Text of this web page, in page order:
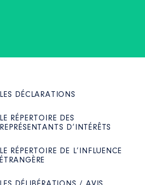
LES DÉCLARATIONS
LE RÉPERTOIRE DES
REPRÉSENTANTS D’INTÉRÊTS
LE RÉPERTOIRE DE L’INFLUENCE
ÉTRANGÈRE